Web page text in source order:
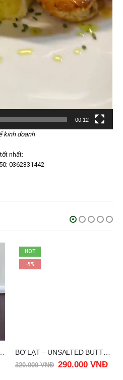
00:12
kinh doanh
nhất:
0362331442
Martini Xô 10kg
HOT
-9%
BƠ LẠT – UNSALTED BUTTER MOLKEREI AMMERLAND GERMANY 25KG
320.000VNĐ 290.000 VNĐ